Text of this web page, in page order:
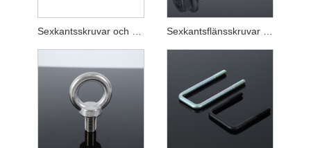
Sexkantsskruvar och -bultar Sexkantsflänsskruvar och -bultar